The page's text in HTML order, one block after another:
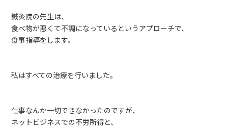
鍼灸院の先生は、
食べ物が悪くて不調になっているというアプローチで、
食事指導をします。
私はすべての治療を行いました。
仕事なんか一切できなかったのですが、
ネットビジネスでの不労所得と、